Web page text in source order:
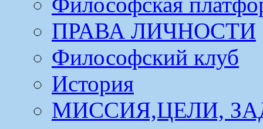
ПРАВА ЛИЧНОСТИ
Философский клуб
История
МИССИЯ,ЦЕЛИ,